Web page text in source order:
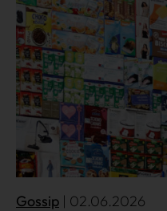
Gossip | 02.06.2026